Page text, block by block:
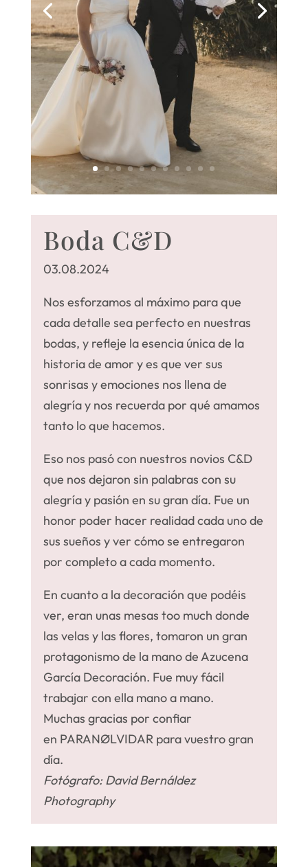
Boda C&D
03.08.2024
Nos esforzamos al máximo para que
cada detalle sea perfecto en nuestras
bodas, y refleje la esencia única de la
historia de amor y es que ver sus
sonrisas y emociones nos llena de
alegría y nos recuerda por qué amamos
tanto lo que hacemos.
Eso nos pasó con nuestros novios C&D
que nos dejaron sin palabras con su
alegría y pasión en su gran día. Fue un
honor poder hacer realidad cada uno de
sus sueños y ver cómo se entregaron
por completo a cada momento.
En cuanto a la decoración que podéis
ver, eran unas mesas too much donde
las velas y las flores, tomaron un gran
protagonismo de la mano de Azucena
García Decoración. Fue muy fácil
trabajar con ella mano a mano.
Muchas gracias por confiar
en PARANØLVIDAR para vuestro gran
día.
Fotógrafo: David Bernáldez
Photography